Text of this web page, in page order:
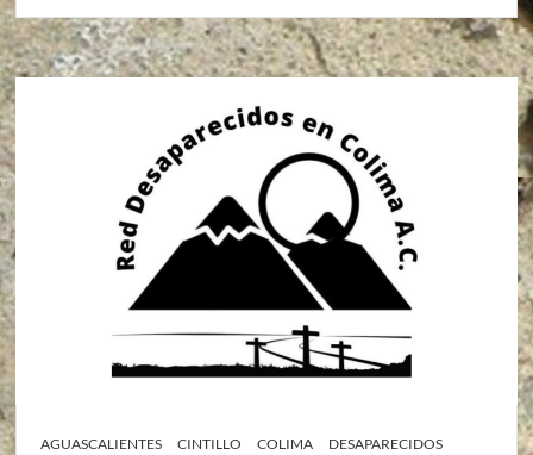
AGUASCALIENTES CINTILLO COLIMA
DESAPARECIDOS